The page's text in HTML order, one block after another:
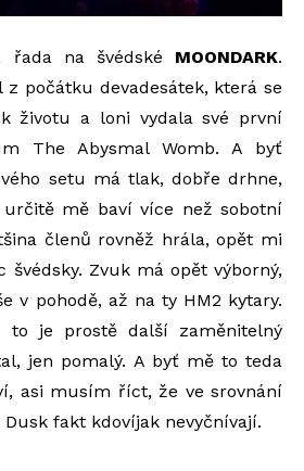
řada na švédské MOONDARK.
počátku devadesátek, která se
životu a loni vydala své první
The Abysmal Womb. A byť
setu má tlak, dobře drhne,
mě baví více než sobotní
členů rovněž hrála, opět mi
švédsky. Zvuk má opět výborný,
v pohodě, až na ty HM2 kytary.
to je prostě další zaměnitelný
jen pomalý. A byť mě to teda
asi musím říct, že ve srovnání
fakt kdovíjak nevyčnívají.